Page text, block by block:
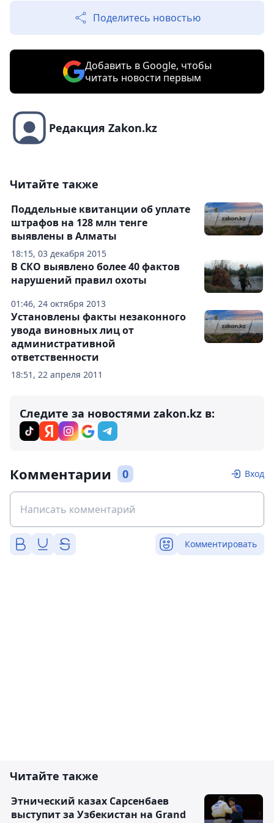
Поделитесь новостью
Добавить в Google, чтобы
читать новости первым
Редакция Zakon.kz
Читайте также
18:15, 03 декабря 2015
Поддельные квитанции об уплате
штрафов на 128 млн тенге
выявлены в Алматы
01:46, 24 октября 2013
В СКО выявлено более 40 фактов
нарушений правил охоты
18:51, 22 апреля 2011
Установлены факты незаконного
увода виновных лиц от
административной
ответственности
Следите за новостями zakon.kz в:
Комментарии 0 Вход
Комментировать
Читайте также
Этнический казах Сарсенбаев
выступит за Узбекистан на Grand